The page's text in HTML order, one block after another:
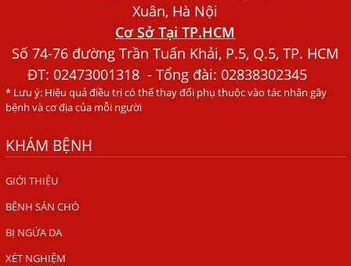
Người Đàn Ông Phát Ban Mẩn Đỏ Khắp Người, Sau Ba
Tháng Mới Tìm Ra Nguyên Nhân
Đau Mắt Đỏ, Nguyên Nhân Và Cách Điều Trị
HÀ NỘI – PHÁT BAN MẨN ĐỎ KHẮP NGƯỜI, ĐI KHÁM
Ăn hải sản sống, coi chừng nhiễm giun sán
TỔNG QUAN VỀ KÉM HẤP THU THỨC ĂN
HÀ NỘI – NHIỄM BA LOẠI KÝ SINH TRÙNG DO THÓI QUEN
ĂN MỘT MÓN ĂN SÁNG
ẤU TRÙNG SÁN CHÓ DI CHUYỂN QUA DA GÂY NGỨA
Xuân, Hà Nội
Cơ Sở Tại TP.HCM
Số 74-76 đường Trần Tuấn Khải, P.5, Q.5, TP. HCM
ĐT:02473001318 - Tổng đài: 02838302345
* Lưu ý: Hiệu quả điều trị có thể thay đổi phụ thuộc vào tác nhân gây
bệnh và cơ địa của mỗi người
KHÁM BỆNH
GIỚI THIỆU
BỆNH SÁN CHÓ
BỊ NGỨA DA
XÉT NGHIỆM